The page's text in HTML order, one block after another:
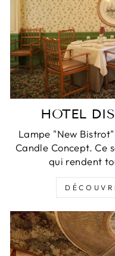
HOTEL
Lampe "New
Candle Concept. Ce
qui rendent